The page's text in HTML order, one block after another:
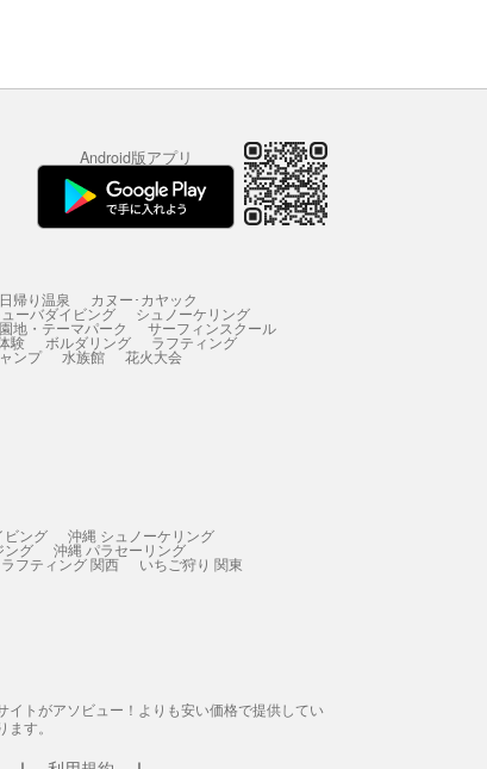
Android版アプリ
日帰り温泉 カヌー･カヤック
ーバダイビング シュノーケリング
地・テーマパーク サーフィンスクール
験 ボルダリング ラフティング
ンプ 水族館 花火大会
ビング 沖縄 シュノーケリング
ング 沖縄 パラセーリング
ラフティング 関西 いちご狩り 関東
トがアソビュー！よりも安い価格で提供してい
す。